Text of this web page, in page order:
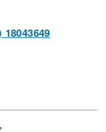
18043649